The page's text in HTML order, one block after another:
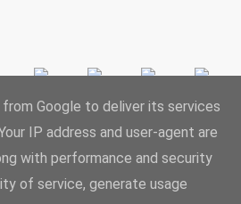
à Educação
Google to deliver its services
IP address and user-agent are
with performance and security
of service, generate usage